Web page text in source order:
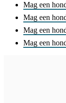
Mag een
Mag een
Mag een
Mag een